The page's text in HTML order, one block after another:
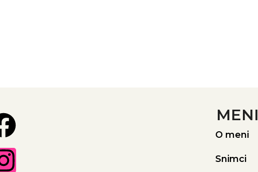
MENI
O meni
Snimci